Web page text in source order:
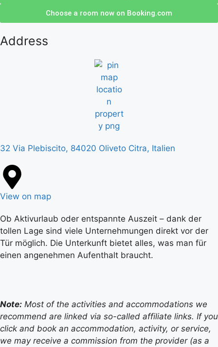
Choose a room now on Booking.com
Address
32 Via Plebiscito, 84020 Oliveto Citra, Italien
View on map
Ob Aktivurlaub oder entspannte Auszeit – dank der
tollen Lage sind viele Unternehmungen direkt vor der
Tür möglich. Die Unterkunft bietet alles, was man für
einen angenehmen Aufenthalt braucht.
Note: Most of the activities and accommodations we
recommend are linked via so-called affiliate links. If you
click and book an accommodation, activity, or service,
we may receive a commission from the provider (as a